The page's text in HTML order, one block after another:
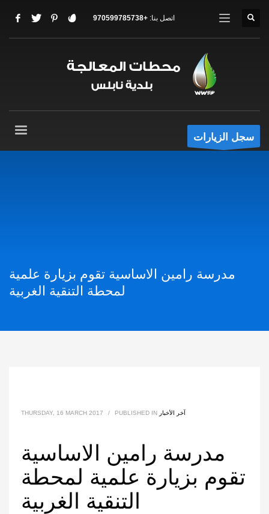
اتصل بنا: +970599785738
سجل الزيارات
مدرسة رامين الاساسية تقوم بزيارة علمية
لمحطة التنقية الغربية
THURSDAY, 16 MARCH 2017 / PUBLISHED IN آخر الأخبار
مدرسة رامين الاساسية
تقوم بزيارة علمية لمحطة
التنقية الغربية